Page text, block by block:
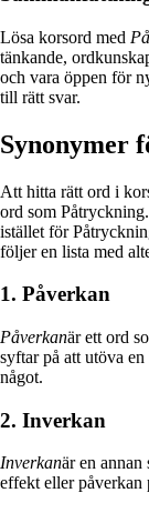
Lösa korsord med
tänkande,
och vara öppen för
till rätt svar.
Synonymer
Att hitta rätt ord i
ord som
istället för
följer en lista med
1. Påverkan
Påverkanär ett ord
syftar på att utöva
något.
2. Inverkan
Inverkanär en
effekt eller påverkan